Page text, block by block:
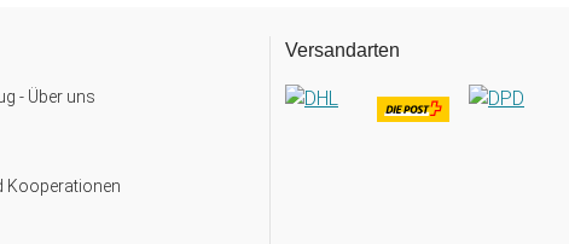
- Über uns
Kooperationen
Versandarten